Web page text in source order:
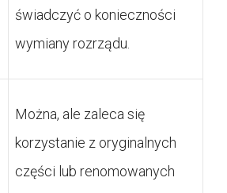
świadczyć o konieczności
wymiany rozrządu.
Można, ale zaleca się
korzystanie z oryginalnych
części lub renomowanych